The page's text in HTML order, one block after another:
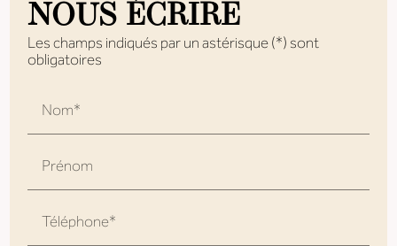
NOUS ÉCRIRE
Les champs indiqués par un astérisque (*) sont
obligatoires
Nom*
Prénom
Téléphone*